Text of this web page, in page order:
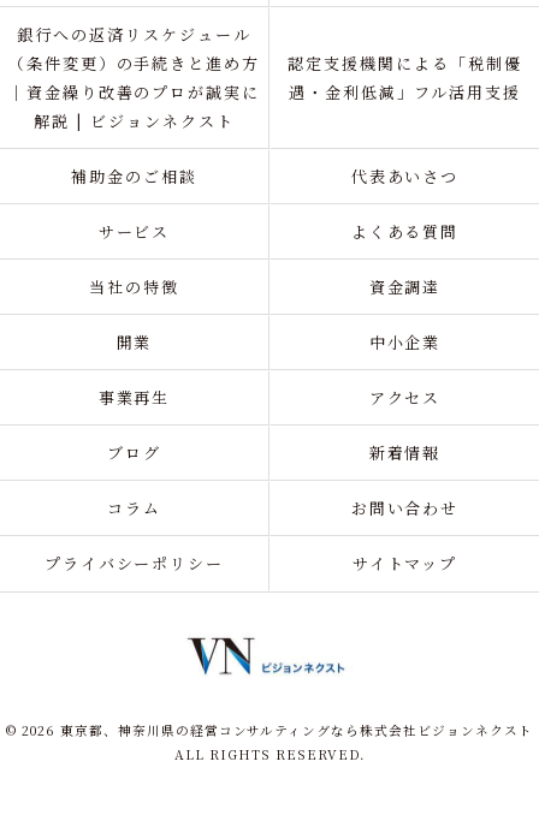
銀行への返済リスケジュール
（条件変更）の手続きと進め方
｜資金繰り改善のプロが誠実に
解説 | ビジョンネクスト
認定支援機関による「税制優
遇・金利低減」フル活用支援
補助金のご相談 代表あいさつ
サービス よくある質問
当社の特徴 資金調達
開業 中小企業
事業再生 アクセス
ブログ 新着情報
コラム お問い合わせ
プライバシーポリシー サイトマップ
© 2026 東京都、神奈川県の経営コンサルティングなら株式会社ビジョンネクスト
ALL RIGHTS RESERVED.